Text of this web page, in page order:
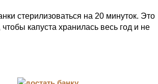
стерилизоваться на 20 минуток. Это
капуста хранилась весь год и не